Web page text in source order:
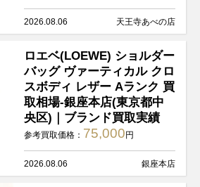
2026.08.06 天王寺あべの店
ロエベ(LOEWE) ショルダー
バッグ ヴァーティカル クロ
スボディ レザー Aランク 買
取相場-銀座本店(東京都中
央区)｜ブランド買取実績
参考買取価格： 75,000 円
2026.08.06 銀座本店